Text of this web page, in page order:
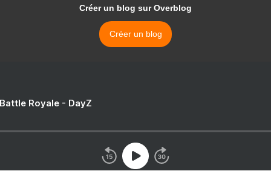
Créer un blog sur Overblog
Créer un blog
Royale - DayZ